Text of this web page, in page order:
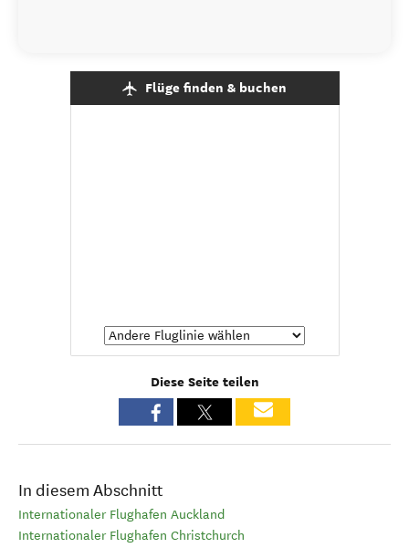
Flüge finden & buchen
Diese Seite teilen
In diesem Abschnitt
Internationaler Flughafen Auckland
Internationaler Flughafen Christchurch